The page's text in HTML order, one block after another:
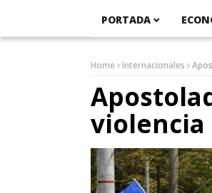
PORTADA
Home Internacionales
violencia